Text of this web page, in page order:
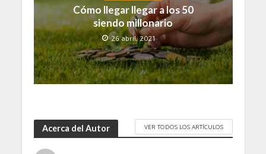
Cómo llegar llegar a los 50
siendo millonario
26 abril, 2021
Acerca del Autor VER TODOS LOS ARTÍCULOS